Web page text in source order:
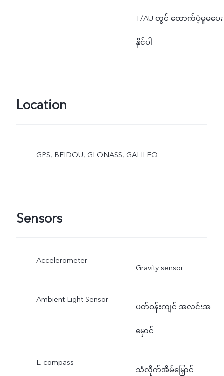
T/AU တွင် ထောက်ပံ့မှုမပေး
နိုင်ပါ
Location
GPS, BEIDOU, GLONASS, GALILEO
Sensors
Accelerometer
Gravity sensor
Ambient Light Sensor
ပတ်ဝန်းကျင် အလင်းအ
မှောင်
E-compass
သံလိုက်အိမ်မြှောင်